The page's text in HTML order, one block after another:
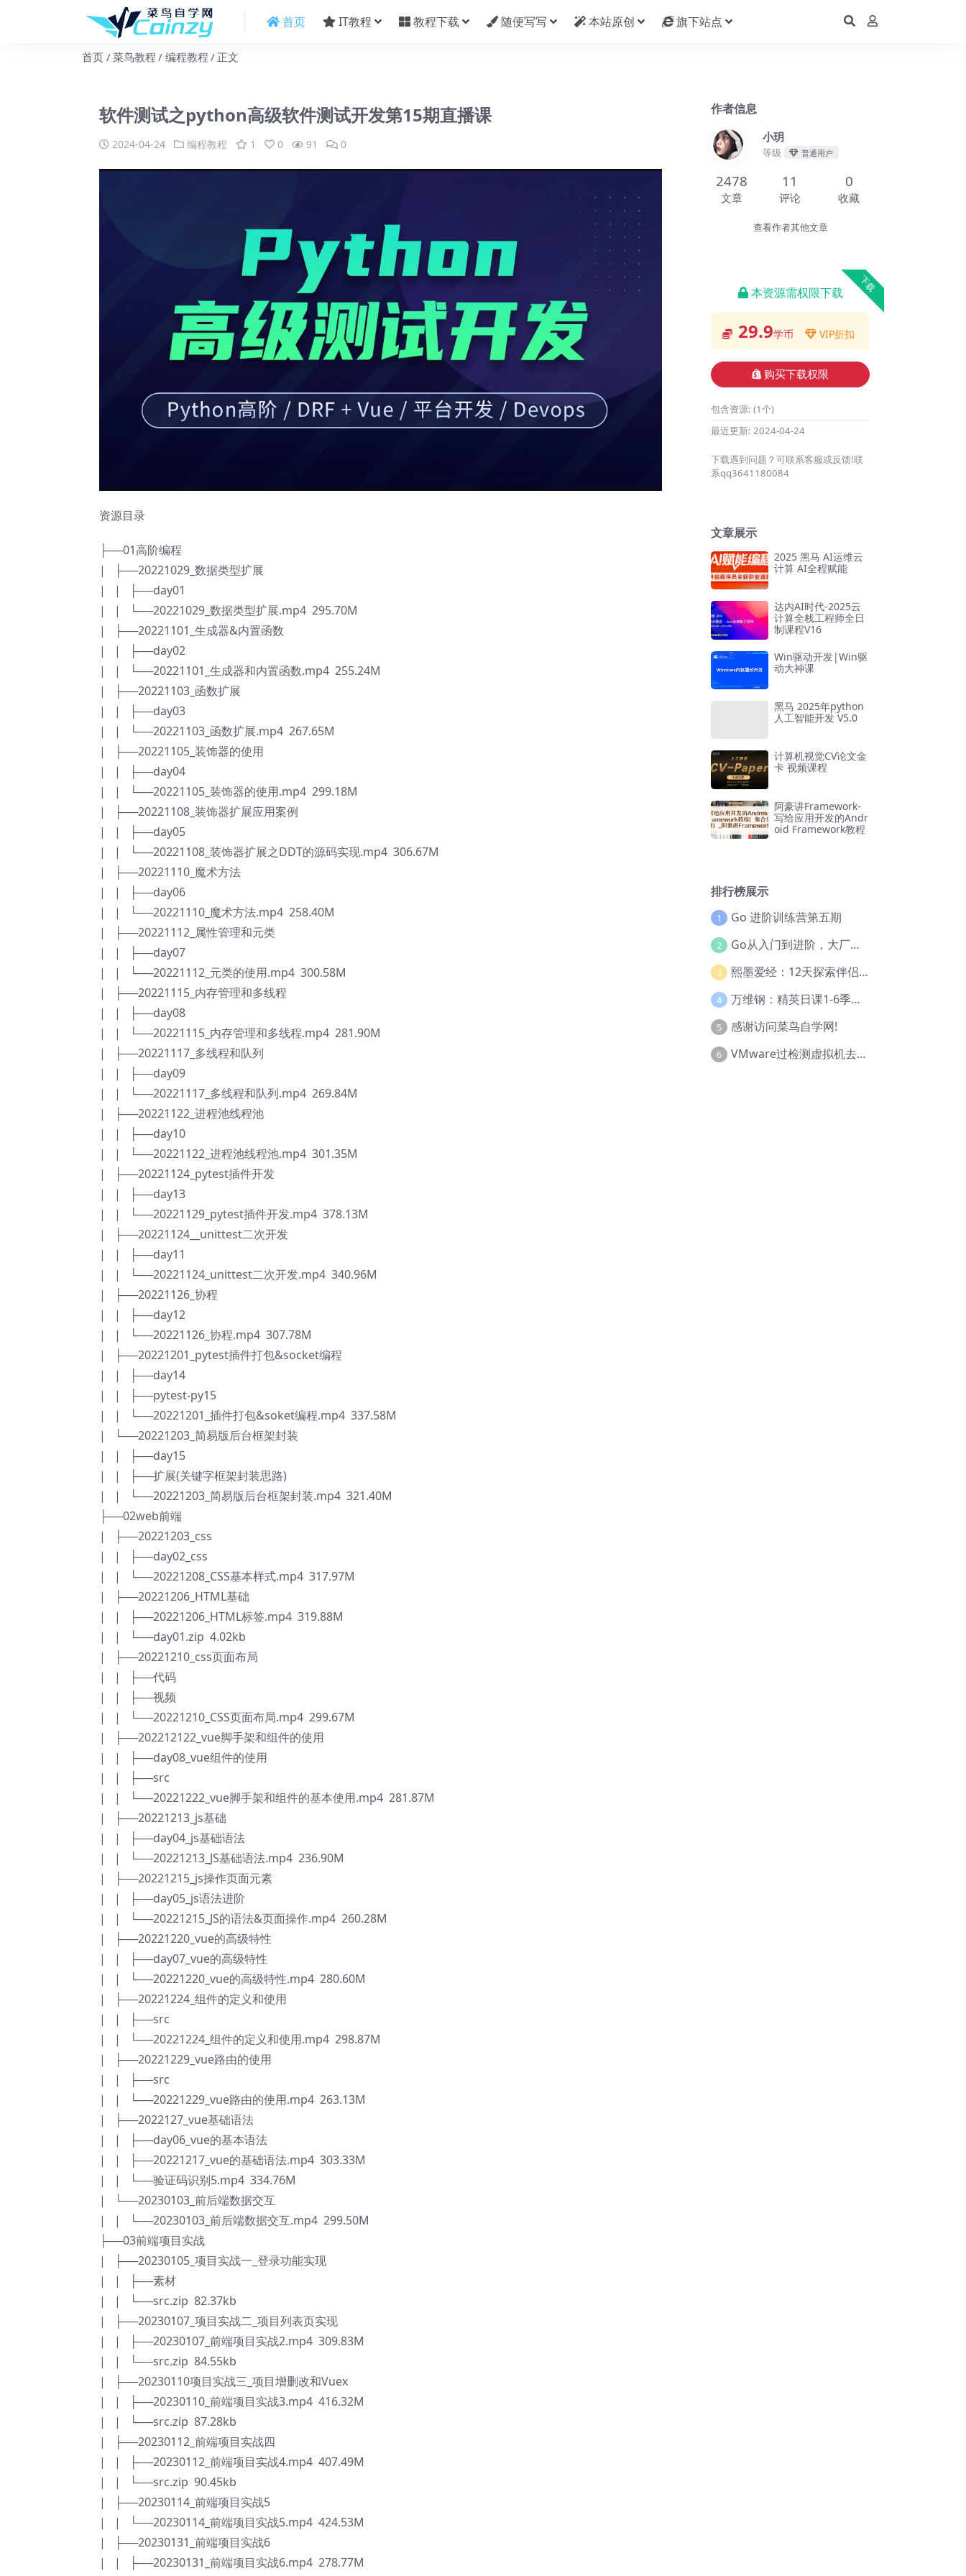
首页 IT教程 教程下载 随便写写 本站原创 旗下站点
首页 菜鸟教程 编程教程 正文
软件测试之python高级软件测试开发第15期直播课
2024-04-24 编程教程 1 0 91 0
资源目录
├──01高阶编程
| ├──20221029_数据类型扩展
| | ├──day01
| | └──20221029_数据类型扩展.mp4 295.70M
| ├──20221101_生成器&内置函数
| | ├──day02
| | └──20221101_生成器和内置函数.mp4 255.24M
| ├──20221103_函数扩展
| | ├──day03
| | └──20221103_函数扩展.mp4 267.65M
| ├──20221105_装饰器的使用
| | ├──day04
| | └──20221105_装饰器的使用.mp4 299.18M
| ├──20221108_装饰器扩展应用案例
| | ├──day05
| | └──20221108_装饰器扩展之DDT的源码实现.mp4 306.67M
| ├──20221110_魔术方法
| | ├──day06
| | └──20221110_魔术方法.mp4 258.40M
| ├──20221112_属性管理和元类
| | ├──day07
| | └──20221112_元类的使用.mp4 300.58M
| ├──20221115_内存管理和多线程
| | ├──day08
| | └──20221115_内存管理和多线程.mp4 281.90M
| ├──20221117_多线程和队列
| | ├──day09
| | └──20221117_多线程和队列.mp4 269.84M
| ├──20221122_进程池线程池
| | ├──day10
| | └──20221122_进程池线程池.mp4 301.35M
| ├──20221124_pytest插件开发
| | ├──day13
| | └──20221129_pytest插件开发.mp4 378.13M
| ├──20221124__unittest二次开发
| | ├──day11
| | └──20221124_unittest二次开发.mp4 340.96M
| ├──20221126_协程
| | ├──day12
| | └──20221126_协程.mp4 307.78M
| ├──20221201_pytest插件打包&socket编程
| | ├──day14
| | ├──pytest-py15
| | └──20221201_插件打包&soket编程.mp4 337.58M
| └──20221203_简易版后台框架封装
| | ├──day15
| | ├──扩展(关键字框架封装思路)
| | └──20221203_简易版后台框架封装.mp4 321.40M
├──02web前端
| ├──20221203_css
| | ├──day02_css
| | └──20221208_CSS基本样式.mp4 317.97M
| ├──20221206_HTML基础
| | ├──20221206_HTML标签.mp4 319.88M
| | └──day01.zip 4.02kb
| ├──20221210_css页面布局
| | ├──代码
| | ├──视频
| | └──20221210_CSS页面布局.mp4 299.67M
| ├──202212122_vue脚手架和组件的使用
| | ├──day08_vue组件的使用
| | ├──src
| | └──20221222_vue脚手架和组件的基本使用.mp4 281.87M
| ├──20221213_js基础
| | ├──day04_js基础语法
| | └──20221213_JS基础语法.mp4 236.90M
| ├──20221215_js操作页面元素
| | ├──day05_js语法进阶
| | └──20221215_JS的语法&页面操作.mp4 260.28M
| ├──20221220_vue的高级特性
| | ├──day07_vue的高级特性
| | └──20221220_vue的高级特性.mp4 280.60M
| ├──20221224_组件的定义和使用
| | ├──src
| | └──20221224_组件的定义和使用.mp4 298.87M
| ├──20221229_vue路由的使用
| | ├──src
| | └──20221229_vue路由的使用.mp4 263.13M
| ├──2022127_vue基础语法
| | ├──day06_vue的基本语法
| | ├──20221217_vue的基础语法.mp4 303.33M
| | └──验证码识别5.mp4 334.76M
| └──20230103_前后端数据交互
| | └──20230103_前后端数据交互.mp4 299.50M
├──03前端项目实战
| ├──20230105_项目实战一_登录功能实现
| | ├──素材
| | └──src.zip 82.37kb
| ├──20230107_项目实战二_项目列表页实现
| | ├──20230107_前端项目实战2.mp4 309.83M
| | └──src.zip 84.55kb
| ├──20230110项目实战三_项目增删改和Vuex
| | ├──20230110_前端项目实战3.mp4 416.32M
| | └──src.zip 87.28kb
| ├──20230112_前端项目实战四
| | ├──20230112_前端项目实战4.mp4 407.49M
| | └──src.zip 90.45kb
| ├──20230114_前端项目实战5
| | └──20230114_前端项目实战5.mp4 424.53M
| ├──20230131_前端项目实战6
| | ├──20230131_前端项目实战6.mp4 278.77M
作者信息
小玥
等级 普通用户
2478
文章
11
评论
0
收藏
查看作者其他文章
下载
本资源需权限下载
29.9学币 VIP折扣
购买下载权限
包含资源: (1个)
最近更新: 2024-04-24
下载遇到问题？可联系客服或反馈!联
系qq3641180084
文章展示
2025 黑马 AI运维云
计算 AI全程赋能
达内AI时代-2025云
计算全栈工程师全日
制课程V16
Win驱动开发|Win驱
动大神课
黑马 2025年python
人工智能开发 V5.0
计算机视觉CV论文金
卡 视频课程
阿豪讲Framework-
写给应用开发的Andr
oid Framework教程
排行榜展示
1 Go 进阶训练营第五期
2 Go从入门到进阶，大厂案例全流程实践(完结)
3 熙墨爱经：12天探索伴侣亲密度
4 万维钢：精英日课1-6季合集
5 感谢访问菜鸟自学网!
6 VMware过检测虚拟机去虚拟化教程(工具+基础+进阶)